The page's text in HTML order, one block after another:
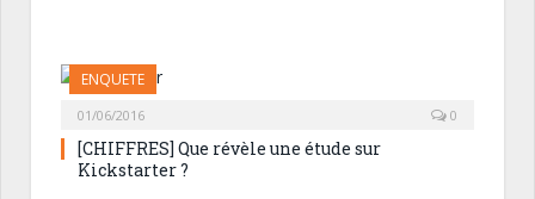
ENQUETE
01/06/2016 0
[CHIFFRES] Que révèle une étude sur
Kickstarter ?